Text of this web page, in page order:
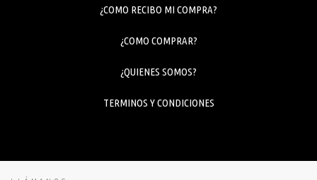
¿COMO RECIBO MI COMPRA?
¿COMO COMPRAR?
¿QUIENES SOMOS?
TERMINOS Y CONDICIONES